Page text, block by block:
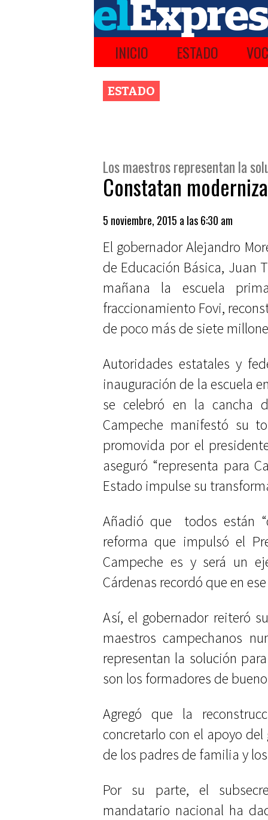
INICIO ESTADO
ESTADO
Los maestros representan la
Constatan
5 noviembre, 2015 a las 6:30 am
El gobernador Alejandro
de Educación Básica, Juan
mañana la escuela
fraccionamiento Fovi,
de poco más de siete
Autoridades estatales y
inauguración de la escuela
se celebró en la cancha
Campeche manifestó su
promovida por el
aseguró “representa para
Estado impulse su
Añadió que
todos están
reforma que impulsó el
Campeche es y será un
Cárdenas recordó que en
Así, el gobernador reiteró
maestros campechanos
representan la solución
son los formadores de
Agregó que la
concretarlo con el apoyo
de los padres de familia y
Por su parte, el
mandatario nacional ha